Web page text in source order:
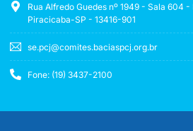
Rua Alfredo Guedes nº 1949 - Sala 604
Piracicaba-SP - 13416-901
se.pcj@comites.baciaspcj.org.br
Fone: (19) 3437-2100